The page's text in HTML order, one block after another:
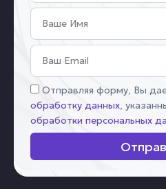
Имя
Email
Соглашение
Отправляя форму, Вы
обработку данных,
обработки персональных